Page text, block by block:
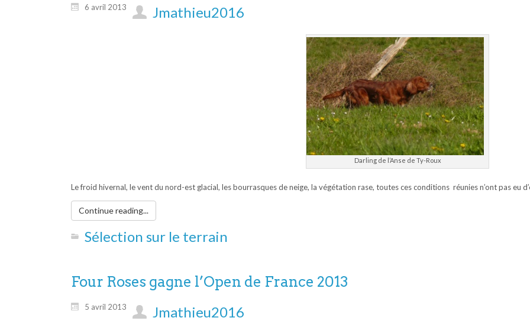
6 avril 2013 Jmathieu2016
Darling de l’Anse de Ty-Roux
Le froid hivernal, le vent du nord-est glacial, les bourrasques de neige, la végétation rase, toutes ces conditions réunies n’ont pas eu
Continue reading...
Sélection sur le terrain
Four Roses gagne l’Open de France 2013
5 avril 2013 Jmathieu2016